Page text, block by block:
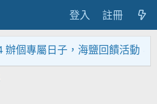
登入 註冊
專屬日子，海鹽回饋活動，大家